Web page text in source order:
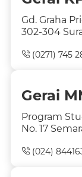
Gd. Graha
302-304
(0271) 745
Gerai
Program
No. 17
(024)